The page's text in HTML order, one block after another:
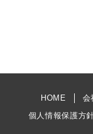
HOME 会
個人情報保護方